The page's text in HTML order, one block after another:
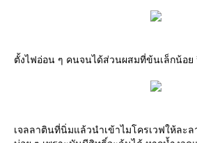
ตั้งไฟอ่อน ๆ คนจนได้ส่วนผสมที่ข้นเล็กน้อย
เจลลาตินที่นิ่มแล้วนำเข้าไมโครเวฟให้ละ